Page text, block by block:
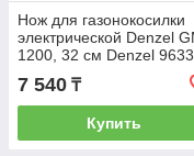
Нож для газонокосилки
электрической Denzel
1200, 32 см Denzel
7 540 ₸
Купить